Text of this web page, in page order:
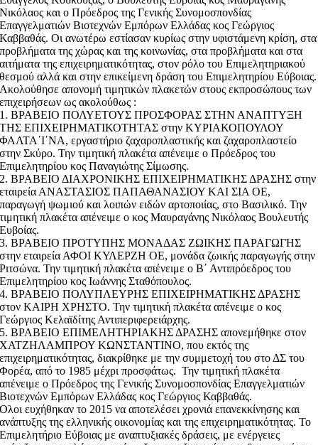
Νικόλαος και ο Πρόεδρος της Γενικής Συνομοσπονδίας
Επαγγελματιών Βιοτεχνών Εμπόρων Ελλάδας κος Γεώργιος
Καββαθάς. Οι ανωτέρω εστίασαν κυρίως στην υφιστάμενη κρίση, στα
προβλήματα της χώρας και της κοινωνίας, στα προβλήματα και στα
αιτήματα της επιχειρηματικότητας, στον ρόλο του Επιμελητηριακού
θεσμού αλλά και στην επικείμενη δράση του Επιμελητηρίου Εύβοιας.
Ακολούθησε απονομή τιμητικών πλακετών στους εκπροσώπους των
επιχειρήσεων ως ακολούθως :
1. ΒΡΑΒΕΙΟ ΠΟΛΥΕΤΟΥΣ ΠΡΟΣΦΟΡΑΣ ΣΤΗΝ ΑΝΑΠΤΥΞΗ
ΤΗΣ ΕΠΙΧΕΙΡΗΜΑΤΙΚΟΤΗΤΑΣ στην ΚΥΡΙΑΚΟΠΟΥΛΟΥ
ΦΑΛΤΑ΄Ι΄ΝΑ, εργαστήριο ζαχαροπλαστικής και ζαχαροπλαστείο
στην Σκύρο. Την τιμητική πλακέτα απένειμε ο Πρόεδρος του
Επιμελητηρίου κος Παναγιώτης Σίμωσης.
2. ΒΡΑΒΕΙΟ ΔΙΑΧΡΟΝΙΚΗΣ ΕΠΙΧΕΙΡΗΜΑΤΙΚΗΣ ΔΡΑΣΗΣ στην
εταιρεία ΑΝΑΣΤΑΣΙΟΣ ΠΑΠΑΘΑΝΑΣΙΟΥ ΚΑΙ ΣΙΑ ΟΕ,
παραγωγή ψωμιού και λοιπών ειδών αρτοποιίας, στο Βασιλικό. Την
τιμητική πλακέτα απένειμε ο κος Μαυραγάνης Νικόλαος Βουλευτής
Ευβοίας.
3. ΒΡΑΒΕΙΟ ΠΡΟΤΥΠΗΣ ΜΟΝΑΔΑΣ ΖΩΙΚΗΣ ΠΑΡΑΓΩΓΗΣ
στην εταιρεία ΑΦΟΙ ΚΥΛΕΡΖΗ ΟΕ, μονάδα ζωικής παραγωγής στην
Ριτσώνα. Την τιμητική πλακέτα απένειμε ο Β΄ Αντιπρόεδρος του
Επιμελητηρίου κος Ιωάννης Σταθόπουλος.
4. ΒΡΑΒΕΙΟ ΠΟΛΥΠΛΕΥΡΗΣ ΕΠΙΧΕΙΡΗΜΑΤΙΚΗΣ ΔΡΑΣΗΣ
στον ΚΑΙΡΗ ΧΡΗΣΤΟ. Την τιμητική πλακέτα απένειμε ο κος
Γεώργιος Κελαϊδίτης Αντιπεριφερειάρχης.
5. ΒΡΑΒΕΙΟ ΕΠΙΜΕΛΗΤΗΡΙΑΚΗΣ ΔΡΑΣΗΣ απονεμήθηκε στον
ΧΑΤΖΗΛΑΜΠΡΟΥ ΚΩΝΣΤΑΝΤΙΝΟ, που εκτός της
επιχειρηματικότητας, διακρίθηκε με την συμμετοχή του στο ΔΣ του
Φορέα, από το 1985 μέχρι προσφάτως. Την τιμητική πλακέτα
απένειμε ο Πρόεδρος της Γενικής Συνομοσπονδίας Επαγγελματιών
Βιοτεχνών Εμπόρων Ελλάδας κος Γεώργιος Καββαθάς.
Ολοι ευχήθηκαν το 2015 να αποτελέσει χρονιά επανεκκίνησης και
ανάπτυξης της ελληνικής οικονομίας και της επιχειρηματικότητας. Το
Επιμελητήριο Εύβοιας με αναπτυξιακές δράσεις, με ενέργειες